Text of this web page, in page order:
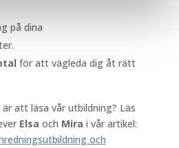
på dina
för att vägleda dig åt rätt
att läsa vår utbildning? Läs
Elsa och Mira i vår artikel:
och